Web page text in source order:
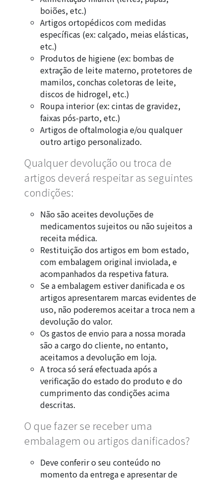
boiões, etc.)
Artigos ortopédicos com medidas
específicas (ex: calçado, meias elásticas,
etc.)
Produtos de higiene (ex: bombas de
extração de leite materno, protetores de
mamilos, conchas coletoras de leite,
discos de hidrogel, etc.)
Roupa interior (ex: cintas de gravidez,
faixas pós-parto, etc.)
Artigos de oftalmologia e/ou qualquer
outro artigo personalizado.
Qualquer devolução ou troca de
artigos deverá respeitar as seguintes
condições:
Não são aceites devoluções de
medicamentos sujeitos ou não sujeitos a
receita médica.
Restituição dos artigos em bom estado,
com embalagem original inviolada, e
acompanhados da respetiva fatura.
Se a embalagem estiver danificada e os
artigos apresentarem marcas evidentes de
uso, não poderemos aceitar a troca nem a
devolução do valor.
Os gastos de envio para a nossa morada
são a cargo do cliente, no entanto,
aceitamos a devolução em loja.
A troca só será efectuada após a
verificação do estado do produto e do
cumprimento das condições acima
descritas.
O que fazer se receber uma
embalagem ou artigos danificados?
Deve conferir o seu conteúdo no
momento da entrega e apresentar de